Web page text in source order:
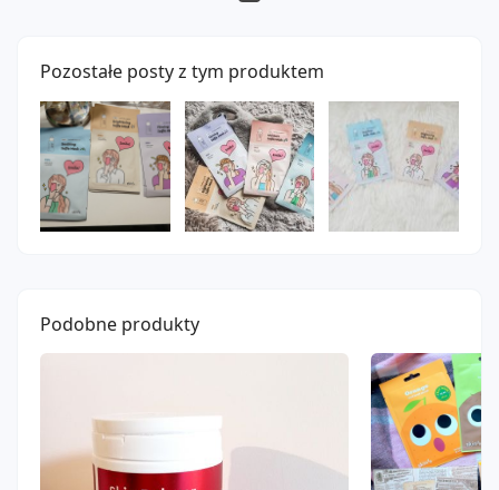
Pozostałe posty z tym produktem
Podobne produkty